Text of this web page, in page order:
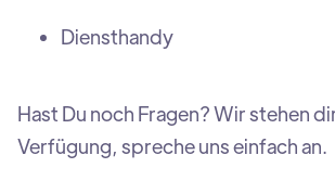
Diensthandy
Hast Du noch Fragen? Wir stehen
Verfügung, spreche uns einfach an.